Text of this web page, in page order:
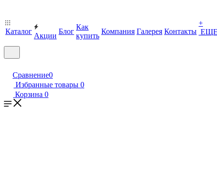
Каталог
Акции
Блог
Как
купить
Компания Галерея Контакты
+
Сравнение0
Избранные товары 0
Корзина 0